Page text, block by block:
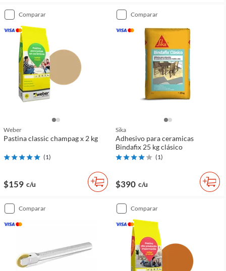
comparar
Weber
Pastina classic champag x 2 kg
(1)
$159 c/u
comparar
Sika
Adhesivo para ceramicas
Bindafix 25 kg clásico
(1)
$390 c/u
comparar comparar